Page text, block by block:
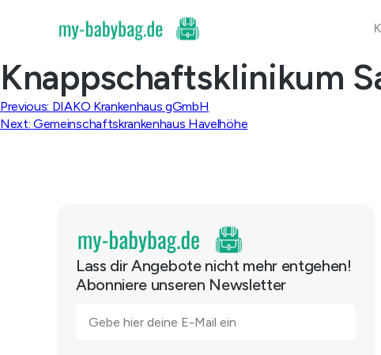
Knappschaftsklinikum
Beitragsnavigation
Previous: DIAKO Krankenhaus gGmbH
Next: Gemeinschaftskrankenhaus Havelhöhe
Lass dir Angebote nicht mehr entgehen!
Abonniere unseren Newsletter